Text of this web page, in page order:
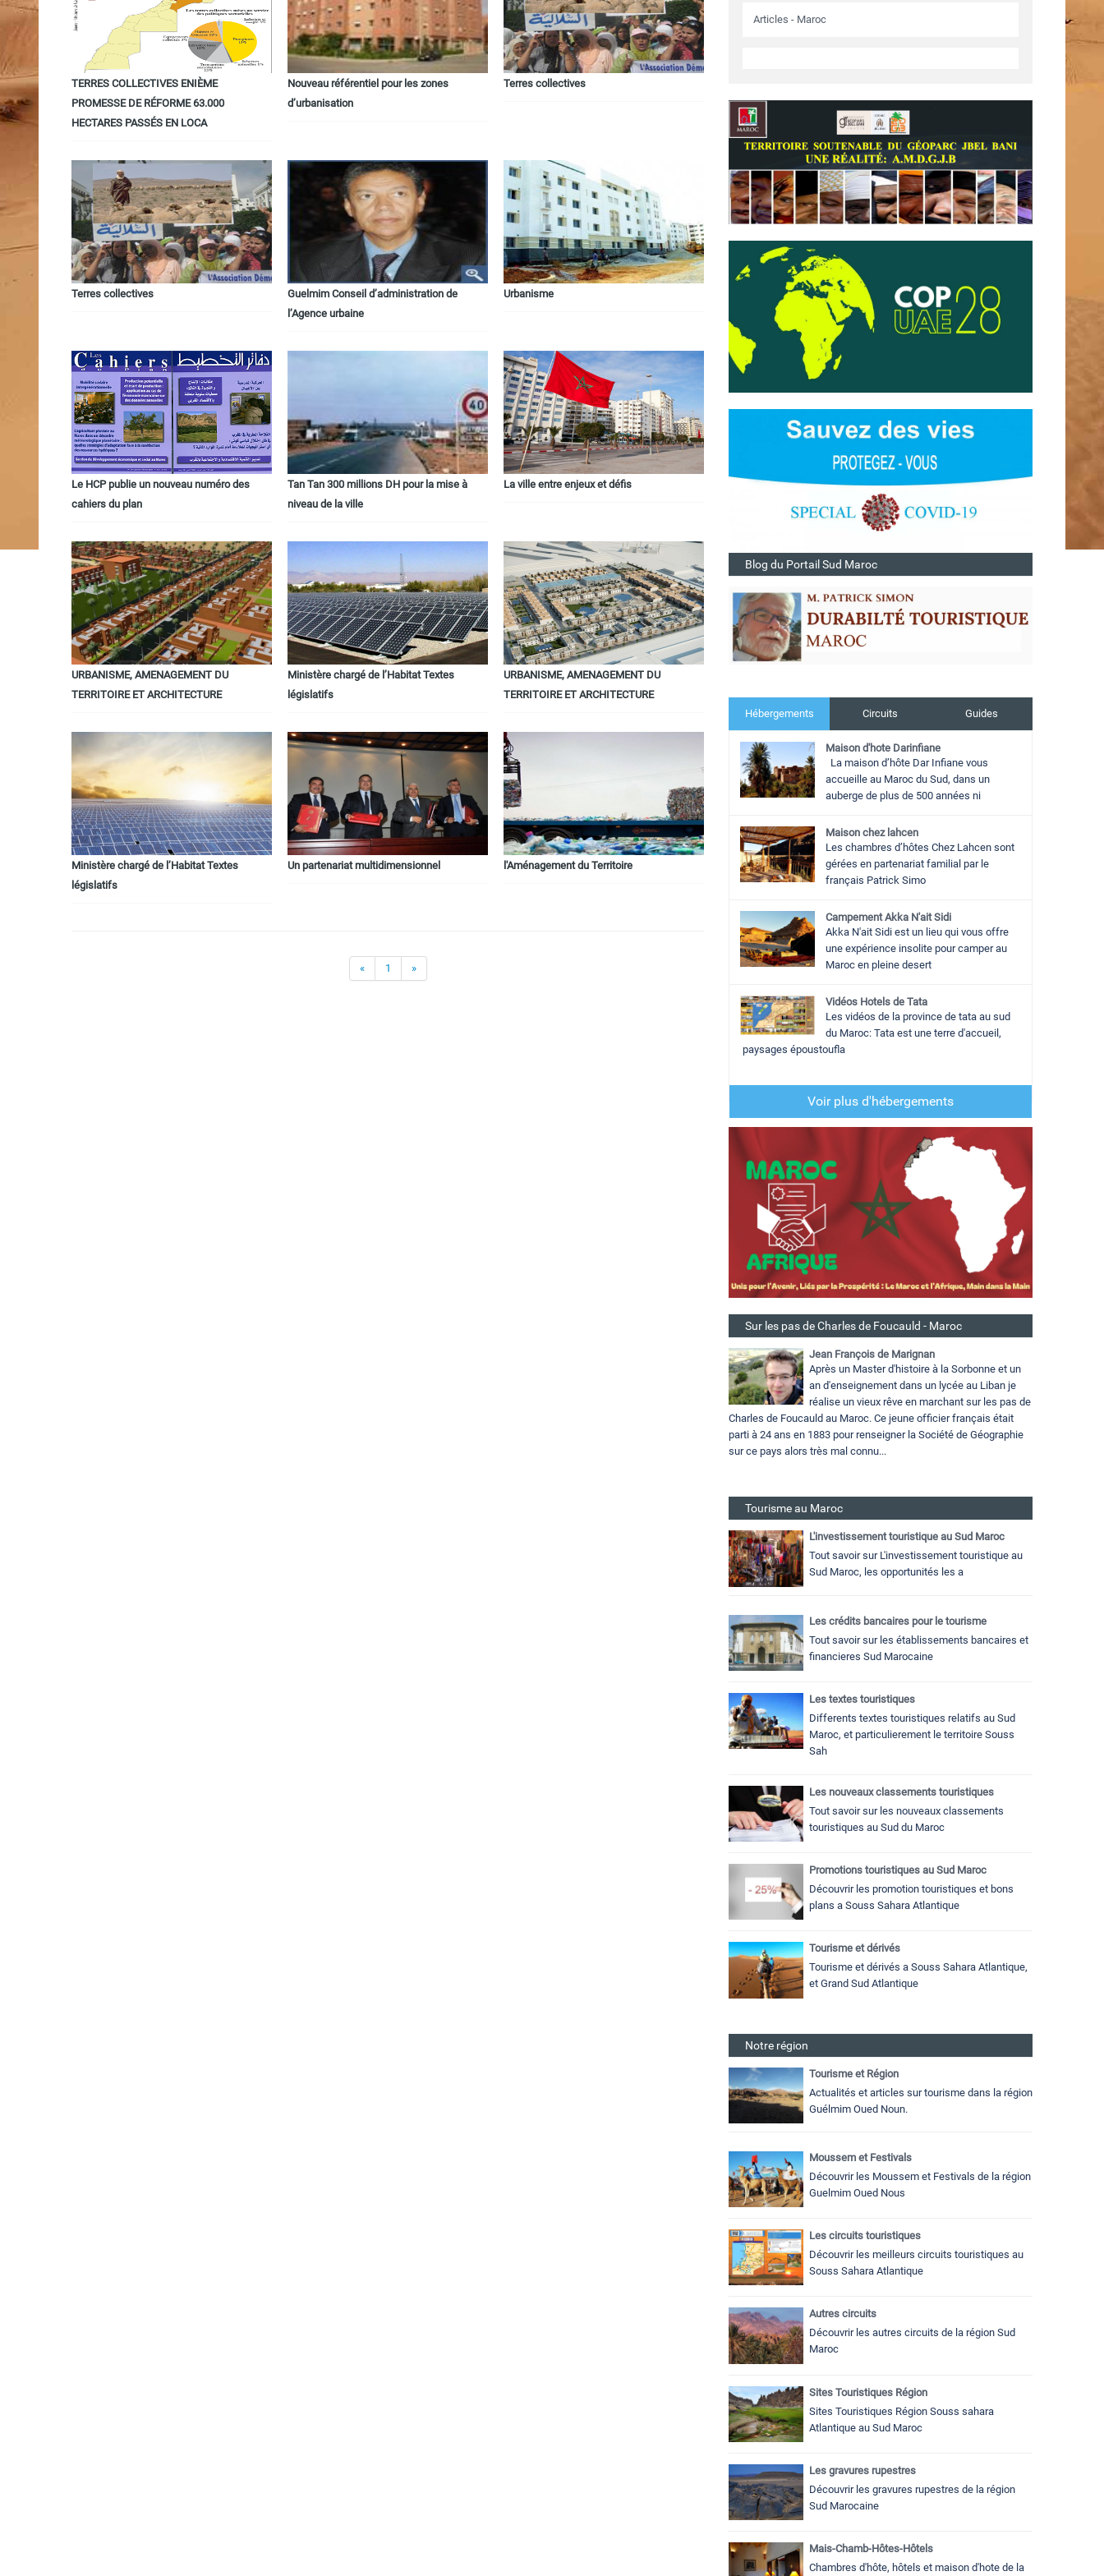
TERRES COLLECTIVES ENIÈME
PROMESSE DE RÉFORME 63.000
HECTARES PASSÉS EN LOCA
Nouveau référentiel pour les zones
d’urbanisation
Terres collectives
Terres collectives
Guelmim Conseil d’administration de
l’Agence urbaine
Urbanisme
Le HCP publie un nouveau numéro des
cahiers du plan
Tan Tan 300 millions DH pour la mise à
niveau de la ville
La ville entre enjeux et défis
URBANISME, AMENAGEMENT DU
TERRITOIRE ET ARCHITECTURE
Ministère chargé de l’Habitat Textes
législatifs
URBANISME, AMENAGEMENT DU
TERRITOIRE ET ARCHITECTURE
Ministère chargé de l’Habitat Textes
législatifs
Un partenariat multidimensionnel l'Aménagement du Territoire
« 1 »
Articles - Maroc
Blog du Portail Sud Maroc
Hébergements Circuits Guides
Maison d'hote Darinfiane
La maison d’hôte Dar Infiane vous
accueille au Maroc du Sud, dans un
auberge de plus de 500 années ni
Maison chez lahcen
Les chambres d’hôtes Chez Lahcen sont
gérées en partenariat familial par le
français Patrick Simo
Campement Akka N'ait Sidi
Akka N'ait Sidi est un lieu qui vous offre
une expérience insolite pour camper au
Maroc en pleine desert
Vidéos Hotels de Tata
Les vidéos de la province de tata au sud
du Maroc: Tata est une terre d'accueil,
paysages époustoufla
Voir plus d'hébergements
Sur les pas de Charles de Foucauld - Maroc
Jean François de Marignan
Après un Master d'histoire à la Sorbonne et un
an d'enseignement dans un lycée au Liban je
réalise un vieux rêve en marchant sur les pas de
Charles de Foucauld au Maroc. Ce jeune officier français était
parti à 24 ans en 1883 pour renseigner la Société de Géographie
sur ce pays alors très mal connu...
Tourisme au Maroc
L'investissement touristique au Sud Maroc
Tout savoir sur L'investissement touristique au
Sud Maroc, les opportunités les a
Les crédits bancaires pour le tourisme
Tout savoir sur les établissements bancaires et
financieres Sud Marocaine
Les textes touristiques
Differents textes touristiques relatifs au Sud
Maroc, et particulierement le territoire Souss
Sah
Les nouveaux classements touristiques
Tout savoir sur les nouveaux classements
touristiques au Sud du Maroc
Promotions touristiques au Sud Maroc
Découvrir les promotion touristiques et bons
plans a Souss Sahara Atlantique
Tourisme et dérivés
Tourisme et dérivés a Souss Sahara Atlantique,
et Grand Sud Atlantique
Notre région
Tourisme et Région
Actualités et articles sur tourisme dans la région
Guélmim Oued Noun.
Moussem et Festivals
Découvrir les Moussem et Festivals de la région
Guelmim Oued Nous
Les circuits touristiques
Découvrir les meilleurs circuits touristiques au
Souss Sahara Atlantique
Autres circuits
Découvrir les autres circuits de la région Sud
Maroc
Sites Touristiques Région
Sites Touristiques Région Souss sahara
Atlantique au Sud Maroc
Les gravures rupestres
Découvrir les gravures rupestres de la région
Sud Marocaine
Mais-Chamb-Hôtes-Hôtels
Chambres d'hôte, hôtels et maison d'hote de la